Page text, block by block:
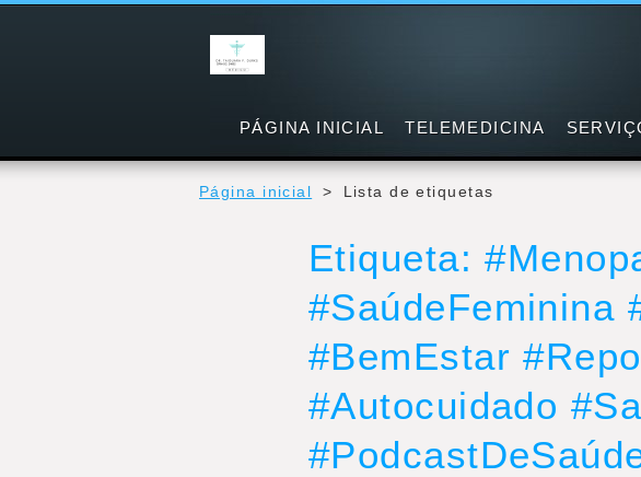
Página inicial > Lista de etiquetas
Etiqueta:
#SaúdeFeminina
#BemEstar
#Autocuidado
PÁGINA INICIAL TELEMEDICINA